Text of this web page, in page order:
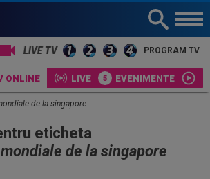
LIVE TV PROGRAM TV
ONLINE LIVE EVENIMENTE
de la singapore
eticheta
de la singapore